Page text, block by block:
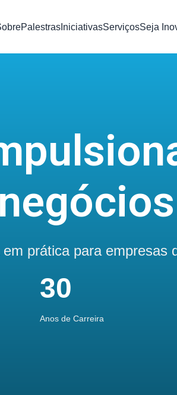
Palestras
Inovação no Mercado Pet
IniciativasServiçosSeja
prática para empresas
30
Anos de Carreira